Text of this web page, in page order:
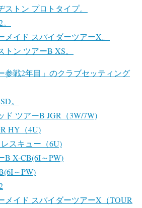
ストン プロトタイプ。
メイド スパイダーツアーX。
ン ツアーB XS。
参戦2年目」のクラブセッティング
。
ド ツアーB JGR（3W/7W)
HY（4U)
スキュー（6U)
B X-CB(6I～PW)
～PW)
メイド スパイダーツアーX（TOUR